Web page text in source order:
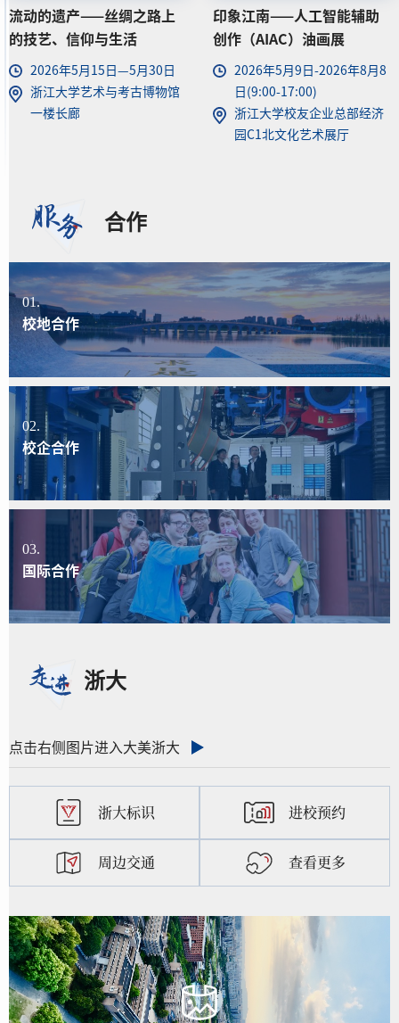
浙江大学2026年“三好杯”
操舞比赛
2026年6月5日
浙江大学紫金港校区亚运会
热身馆
浙江大学2026年“三好杯”
高尔夫比赛
2026年5月23日-2026年5月
24日
安中室外高尔夫球场、室内
高尔夫模拟器球馆
合作
01.
校地合作
02.
校企合作
03.
国际合作
浙大
点击右侧图片进入大美浙大
浙大标识 进校预约
周边交通 查看更多